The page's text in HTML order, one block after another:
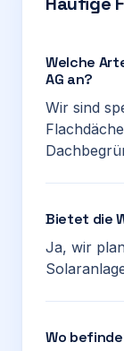
Welche
AG an?
Wir sind
Bietet die
Ja, wir
Wo